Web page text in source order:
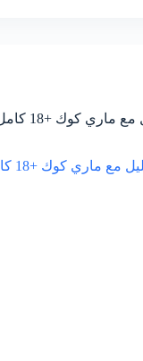
مقطع يوسف خليل